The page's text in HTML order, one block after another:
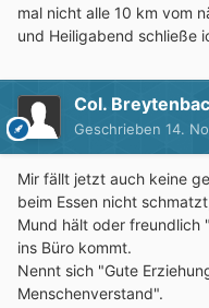
mal nicht alle 10 km vom
und Heiligabend schließe
Col.
Geschrieben 14.
Mir fällt jetzt auch keine
beim Essen nicht
Mund hält oder freundlich
ins Büro kommt.
Nennt sich "Gute
Menschenverstand".